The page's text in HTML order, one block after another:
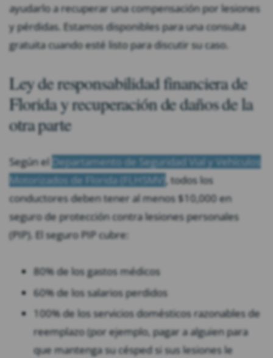
ayudarlo a recuperar una compensación por lesiones
y pérdidas. Estamos disponibles para una consulta
gratuita cuando esté listo para discutir su caso.
Ley de responsabilidad financiera de
Florida y recuperación de daños de la
otra parte
Según el
Departamento de Seguridad Vial y Vehículos
Motorizados de Florida (FLHSMV)
, todos los
conductores deben tener al menos $10,000 en
seguro de protección contra lesiones personales
(PIP). El seguro PIP cubre:
80% de los gastos médicos
60% de los salarios perdidos
100% de los servicios domésticos razonables de
reemplazo (por ejemplo, pagar a alguien para
que mantenga su césped si sus lesiones le